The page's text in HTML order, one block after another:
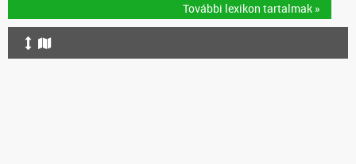
További lexikon tartalmak »